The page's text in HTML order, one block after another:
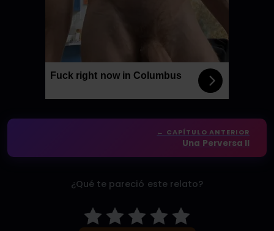
Fuck right now in Columbus
← CAPÍTULO ANTERIOR
Una Perversa II
¿Qué te pareció este relato?